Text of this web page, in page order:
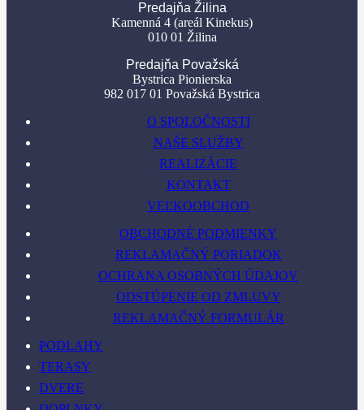
Predajňa Žilina
Kamenná 4 (areál Kinekus)
010 01 Žilina
Predajňa Považská
Bystrica Pionierska
982 017 01 Považská Bystrica
O SPOLOČNOSTI
NAŠE SLUŽBY
REALIZÁCIE
KONTAKT
VEĽKOOBCHOD
OBCHODNÉ PODMIENKY
REKLAMAČNÝ PORIADOK
OCHRANA OSOBNÝCH ÚDAJOV
ODSTÚPENIE OD ZMLUVY
REKLAMAČNÝ FORMULÁR
PODLAHY
TERASY
DVERE